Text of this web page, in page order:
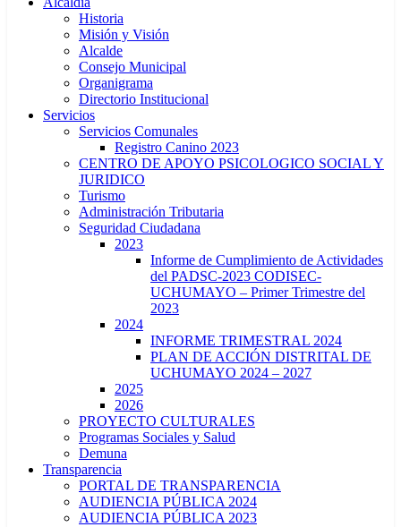
Historia
Misión y Visión
Alcalde
Consejo Municipal
Organigrama
Directorio Institucional
Servicios
Servicios Comunales
Registro Canino 2023
CENTRO DE APOYO PSICOLOGICO SOCIAL Y
JURIDICO
Turismo
Administración Tributaria
Seguridad Ciudadana
2023
Informe de Cumplimiento de Actividades
del PADSC-2023 CODISEC-
UCHUMAYO – Primer Trimestre del
2023
2024
INFORME TRIMESTRAL 2024
PLAN DE ACCIÓN DISTRITAL DE
UCHUMAYO 2024 – 2027
2025
2026
PROYECTO CULTURALES
Programas Sociales y Salud
Demuna
Transparencia
PORTAL DE TRANSPARENCIA
AUDIENCIA PÚBLICA 2024
AUDIENCIA PÚBLICA 2023